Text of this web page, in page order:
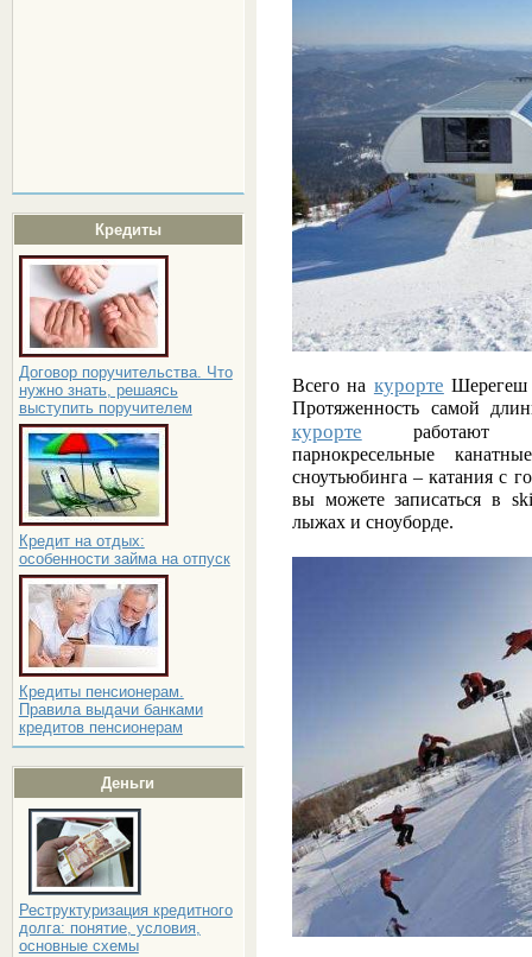
Кредиты
Договор поручительства. Что
нужно знать, решаясь
выступить поручителем
Кредит на отдых:
особенности займа на отпуск
Кредиты пенсионерам.
Правила выдачи банками
кредитов пенсионерам
Деньги
Реструктуризация кредитного
долга: понятие, условия,
основные схемы
Всего на курорте Шерегеш
Протяженность самой
курорте работают
парнокресельные
сноутьюбинга – катания с
вы можете записаться в
лыжах и сноуборде.